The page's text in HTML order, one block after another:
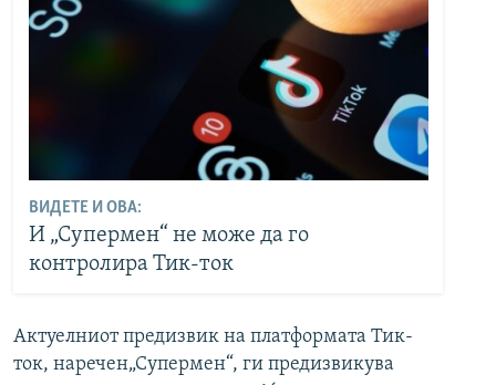
ВИДЕТЕ И ОВА:
И „Супермен“ не може да го
контролира Тик-ток
Актуелниот предизвик на платформата Тик-
ток, наречен„Супермен“, ги предизвикува